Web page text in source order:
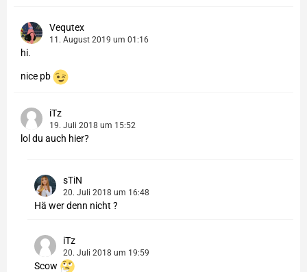
Vequtex
11. August 2019 um 01:16
hi.
nice pb
iTz
19. Juli 2018 um 15:52
lol du auch hier?
sTiN
20. Juli 2018 um 16:48
Hä wer denn nicht ?
iTz
20. Juli 2018 um 19:59
Scow